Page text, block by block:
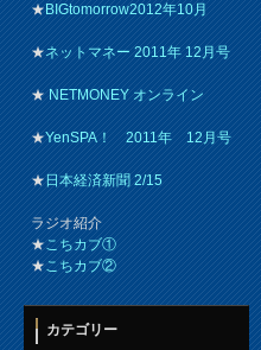
★BIGtomorrow2012年10月
★ネットマネー 2011年 12月号
★NETMONEY オンライン
★YenSPA！ 2011年 12月号
★日本経済新聞 2/15
ラジオ紹介
★こちカブ①
★こちカブ②
カテゴリー